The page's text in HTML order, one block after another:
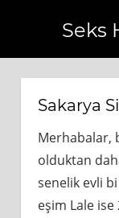
Seks
Sakarya
Merhabalar,
olduktan
senelik evli
eşim Lale